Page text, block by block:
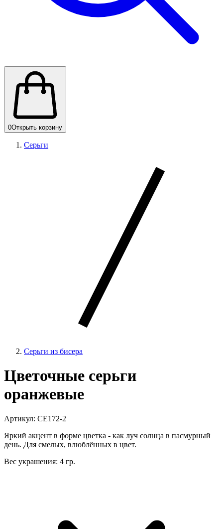
0Открыть корзину
Серьги
Серьги из бисера
Цветочные серьги
оранжевые
Артикул: СЕ172-2
Яркий акцент в форме цветка - как луч солнца в пасмурный
день. Для смелых, влюблённых в цвет.
Вес украшения: 4 гр.